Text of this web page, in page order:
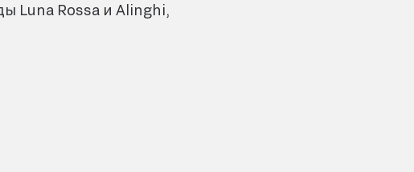
Luna Rossa и Alinghi,